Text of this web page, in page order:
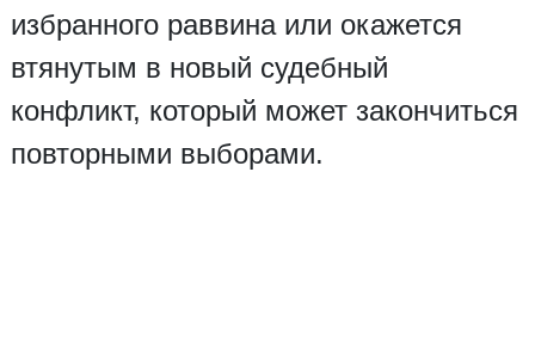
избранного раввина или окажется
втянутым в новый судебный
конфликт, который может закончиться
повторными выборами.